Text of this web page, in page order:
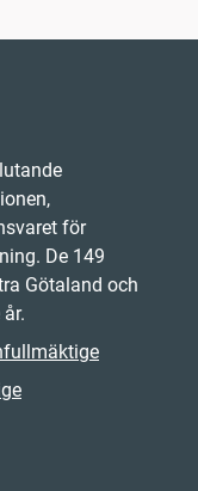
för
De 149
Götaland och